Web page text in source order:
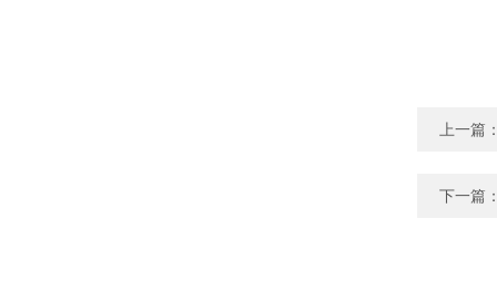
上一篇
下一篇